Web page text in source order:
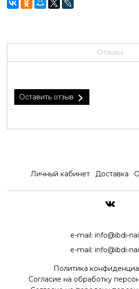
Отзывы
Оставить отзыв
Личный кабинет Доставка
e-mail: info@ibdi-
e-mail: info@ibdi-
Политика
Согласие на обработку